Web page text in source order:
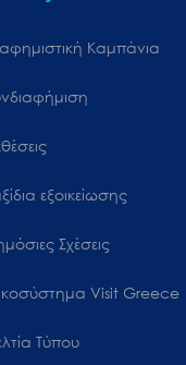
Καμπάνια
εξοικείωσης
Σχέσεις
Visit Greece
Τύπου